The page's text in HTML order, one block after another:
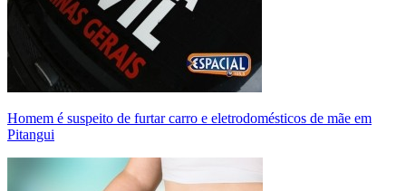
Homem é suspeito de furtar carro e eletrodomésticos de mãe em
Pitangui